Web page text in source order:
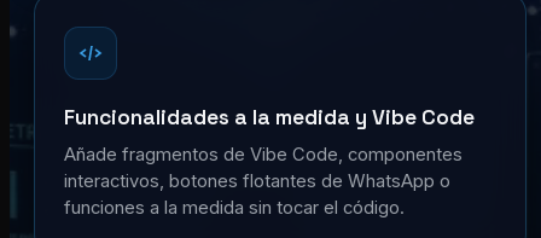
Funcionalidades a la medida y Vibe Code
Añade fragmentos de Vibe Code, componentes
interactivos, botones flotantes de WhatsApp o
funciones a la medida sin tocar el código.